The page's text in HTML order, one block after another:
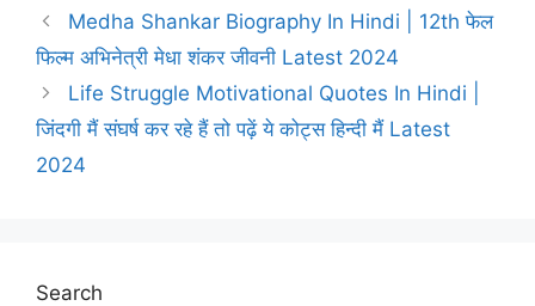
Medha Shankar Biography In Hindi | 12th फेल
फिल्म अभिनेत्री मेधा शंकर जीवनी Latest 2024
Life Struggle Motivational Quotes In Hindi |
जिंदगी मैं संघर्ष कर रहे हैं तो पढ़ें ये कोट्स हिन्दी मैं Latest
2024
Search